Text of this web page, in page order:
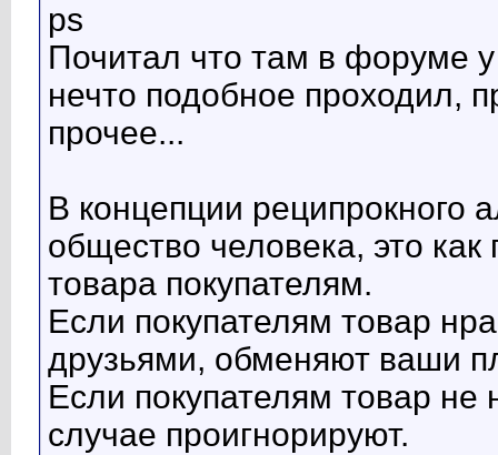
ps
Почитал что там в форуме
нечто подобное проходил,
прочее...
В концепции реципрокного
общество человека, это как
товара покупателям.
Если покупателям товар
друзьями, обменяют ваши
Если покупателям товар
случае проигнорируют.